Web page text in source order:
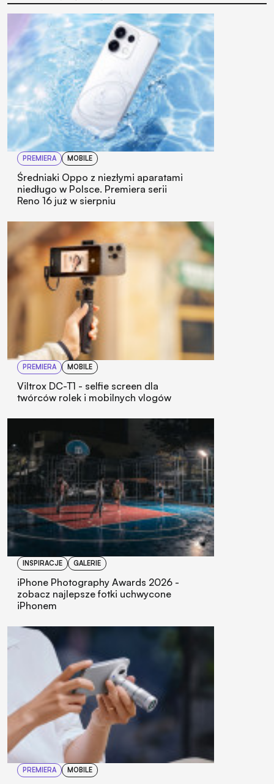
PREMIERA MOBILE
Średniaki Oppo z niezłymi aparatami
niedługo w Polsce. Premiera serii
Reno 16 już w sierpniu
PREMIERA MOBILE
Viltrox DC-T1 - selfie screen dla
twórców rolek i mobilnych vlogów
INSPIRACJE GALERIE
iPhone Photography Awards 2026 -
zobacz najlepsze fotki uchwycone
iPhonem
PREMIERA MOBILE